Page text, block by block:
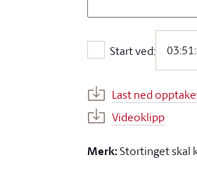
Start ved:
Start
Last ned
Videoklipp
Merk:Stortinget skal